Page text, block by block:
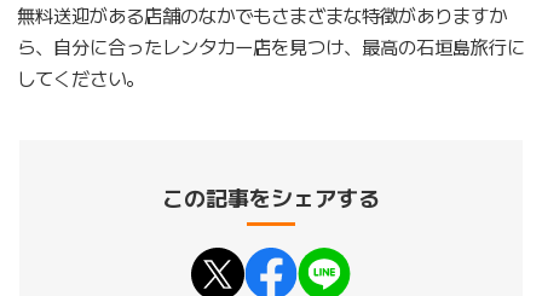
無料送迎がある店舗のなかでもさまざまな特徴がありますか
ら、自分に合ったレンタカー店を見つけ、最高の石垣島旅行に
してください。
この記事をシェアする